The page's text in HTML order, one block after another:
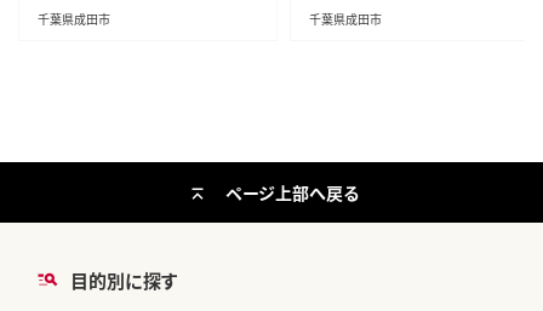
千葉県成田市
田市
千葉県成田市
目的別に探す
ページ上部へ戻る